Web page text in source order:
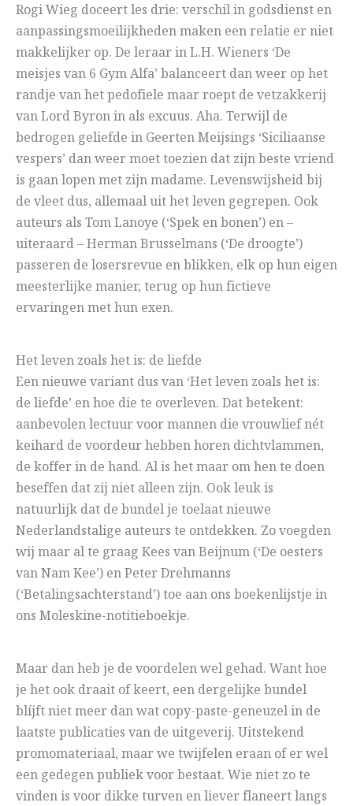
Rogi Wieg doceert les drie: verschil in godsdienst en
aanpassingsmoeilijkheden maken een relatie er niet
makkelijker op. De leraar in L.H. Wieners ‘De
meisjes van 6 Gym Alfa’ balanceert dan weer op het
randje van het pedofiele maar roept de vetzakkerij
van Lord Byron in als excuus. Aha. Terwijl de
bedrogen geliefde in Geerten Meijsings ‘Siciliaanse
vespers’ dan weer moet toezien dat zijn beste vriend
is gaan lopen met zijn madame. Levenswijsheid bij
de vleet dus, allemaal uit het leven gegrepen. Ook
auteurs als Tom Lanoye (‘Spek en bonen’) en –
uiteraard – Herman Brusselmans (‘De droogte’)
passeren de losersrevue en blikken, elk op hun eigen
meesterlijke manier, terug op hun fictieve
ervaringen met hun exen.
Het leven zoals het is: de liefde
Een nieuwe variant dus van ‘Het leven zoals het is:
de liefde’ en hoe die te overleven. Dat betekent:
aanbevolen lectuur voor mannen die vrouwlief nét
keihard de voordeur hebben horen dichtvlammen,
de koffer in de hand. Al is het maar om hen te doen
beseffen dat zij niet alleen zijn. Ook leuk is
natuurlijk dat de bundel je toelaat nieuwe
Nederlandstalige auteurs te ontdekken. Zo voegden
wij maar al te graag Kees van Beijnum (‘De oesters
van Nam Kee’) en Peter Drehmanns
(‘Betalingsachterstand’) toe aan ons boekenlijstje in
ons Moleskine-notitieboekje.
Maar dan heb je de voordelen wel gehad. Want hoe
je het ook draait of keert, een dergelijke bundel
blíjft niet meer dan wat copy-paste-geneuzel in de
laatste publicaties van de uitgeverij. Uitstekend
promomateriaal, maar we twijfelen eraan of er wel
een gedegen publiek voor bestaat. Wie niet zo te
vinden is voor dikke turven en liever flaneert langs